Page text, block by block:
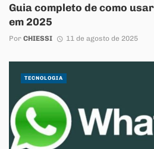
Guia completo de como
em 2025
Por CHIESSI 11 de agosto de 2025
TECNOLOGIA